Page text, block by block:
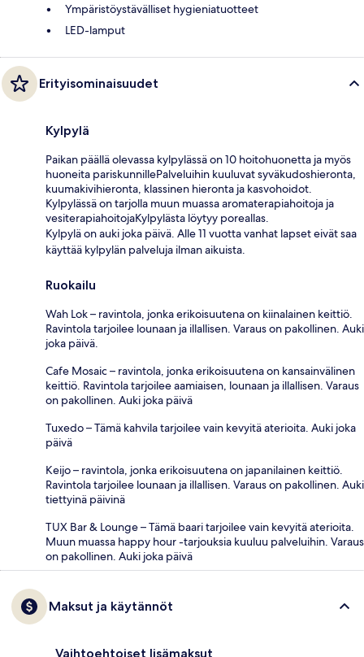
Ympäristöystävälliset hygieniatuotteet
LED-lamput
Erityisominaisuudet
Kylpylä
Paikan päällä olevassa kylpylässä on 10 hoitohuonetta ja myös
huoneita pariskunnillePalveluihin kuuluvat syväkudoshieronta,
kuumakivihieronta, klassinen hieronta ja kasvohoidot.
Kylpylässä on tarjolla muun muassa aromaterapiahoitoja ja
vesiterapiahoitojaKylpylästa löytyy poreallas.
Kylpylä on auki joka päivä. Alle 11 vuotta vanhat lapset eivät saa
käyttää kylpylän palveluja ilman aikuista.
Ruokailu
Wah Lok – ravintola, jonka erikoisuutena on kiinalainen keittiö.
Ravintola tarjoilee lounaan ja illallisen. Varaus on pakollinen. Auki
joka päivä.
Cafe Mosaic – ravintola, jonka erikoisuutena on kansainvälinen
keittiö. Ravintola tarjoilee aamiaisen, lounaan ja illallisen. Varaus
on pakollinen. Auki joka päivä
Tuxedo – Tämä kahvila tarjoilee vain kevyitä aterioita. Auki joka
päivä
Keijo – ravintola, jonka erikoisuutena on japanilainen keittiö.
Ravintola tarjoilee lounaan ja illallisen. Varaus on pakollinen. Auki
tiettyinä päivinä
TUX Bar & Lounge – Tämä baari tarjoilee vain kevyitä aterioita.
Muun muassa happy hour -tarjouksia kuuluu palveluihin. Varaus
on pakollinen. Auki joka päivä
Maksut ja käytännöt
Vaihtoehtoiset lisämaksut